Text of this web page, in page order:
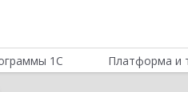
1С Платформа и